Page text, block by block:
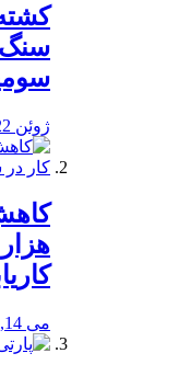
سنگ
ژوئن 22, 2020
می 14, 2020